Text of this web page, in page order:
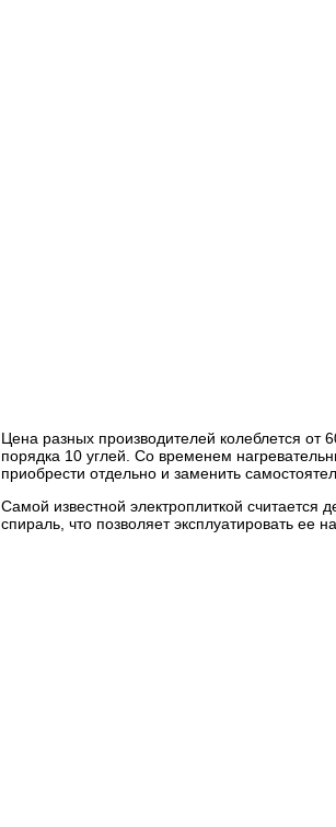
Цена разных производителей колеблется от
порядка 10 углей. Со временем
приобрести отдельно и заменить
Самой известной электроплиткой считается
спираль, что позволяет эксплуатировать ее